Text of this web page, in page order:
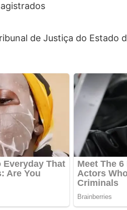
de Justiça do Estado